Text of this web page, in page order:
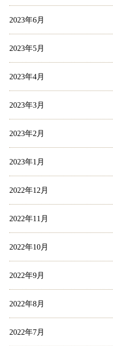
2023年6月
2023年5月
2023年4月
2023年3月
2023年2月
2023年1月
2022年12月
2022年11月
2022年10月
2022年9月
2022年8月
2022年7月